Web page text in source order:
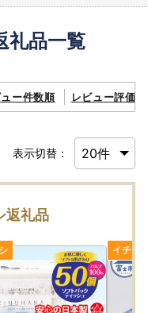
礼品一覧
ー件数順 レビュー評価順
表示切替：
返礼品